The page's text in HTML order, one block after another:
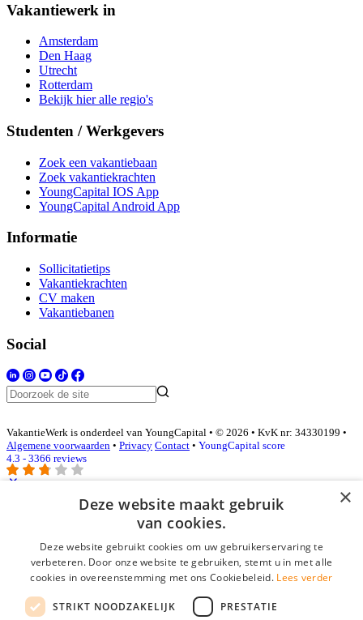
Vakantiewerk in
Amsterdam
Den Haag
Utrecht
Rotterdam
Bekijk hier alle regio's
Studenten / Werkgevers
Zoek een vakantiebaan
Zoek vakantiekrachten
YoungCapital IOS App
YoungCapital Android App
Informatie
Sollicitatietips
Vakantiekrachten
CV maken
Vakantiebanen
Social
VakantieWerk is onderdeel van YoungCapital • © 2026 • KvK nr: 34330199 •
Algemene voorwaarden • Privacy Contact • YoungCapital score
4.3 - 3366 reviews
E-mail*
Wachtwoord
login gegevens onthouden
×
Deze website maakt gebruik
van cookies.
Deze website gebruikt cookies om uw gebruikerservaring te
verbeteren. Door onze website te gebruiken, stemt u in met alle
cookies in overeenstemming met ons Cookiebeleid. Lees verder
STRIKT NOODZAKELIJK PRESTATIE